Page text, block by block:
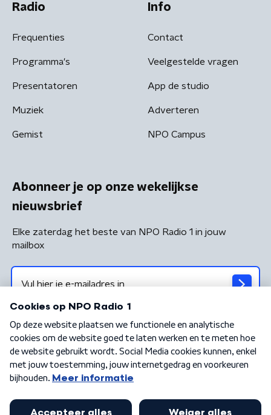
Radio
Frequenties
Programma's
Presentatoren
Muziek
Gemist
Info
Contact
Veelgestelde vragen
App de studio
Adverteren
NPO Campus
Abonneer je op onze wekelijkse
nieuwsbrief
Elke zaterdag het beste van NPO Radio 1 in jouw
mailbox
Algemene voorwaarden